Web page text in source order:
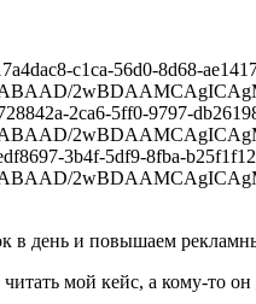
c1ca-56d0-8d68-
2ca6-5ff0-9797-
3b4f-5df9-8fba-
в день и повышаем
мой кейс, а кому-то